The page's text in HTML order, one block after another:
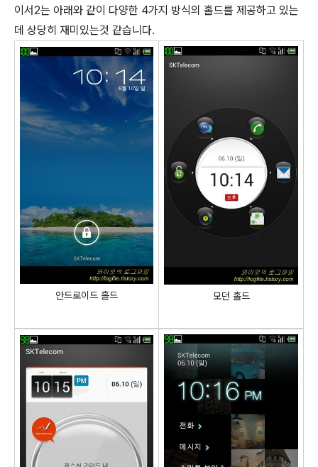
이서2는 아래와 같이 다양한 4가지 방식의 홀드를 제공하고 있는
데 상당히 재미있는것 같습니다.
안드로이드 홀드 모던 홀드